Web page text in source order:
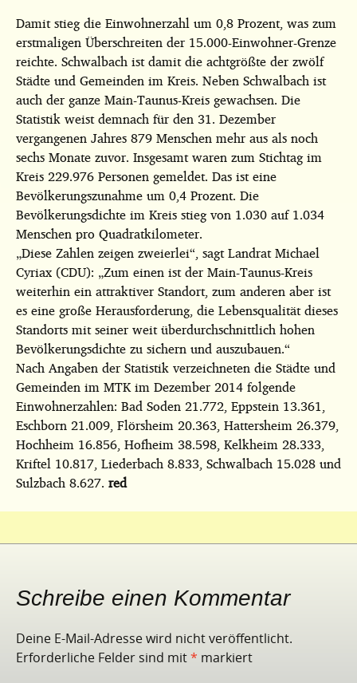
Damit stieg die Einwohnerzahl um 0,8 Prozent, was zum
erstmaligen Überschreiten der 15.000-Einwohner-Grenze
reichte. Schwalbach ist damit die achtgrößte der zwölf
Städte und Gemeinden im Kreis. Neben Schwalbach ist
auch der ganze Main-Taunus-Kreis gewachsen. Die
Statistik weistdemnach für den 31. Dezember
vergangenen Jahres 879 Menschen mehr aus als noch
sechs Monate zuvor. Insgesamt waren zum Stichtag im
Kreis 229.976 Personen gemeldet. Das ist eine
Bevölkerungszunahme um 0,4 Prozent. Die
Bevölkerungsdichte im Kreis stieg von 1.030 auf 1.034
Menschen pro Quadratkilometer.
„Diese Zahlen zeigen zweierlei“, sagt Landrat Michael
Cyriax (CDU): „Zum einen ist der Main-Taunus-Kreis
weiterhin ein attraktiver Standort, zum anderen aber ist
es eine große Herausforderung, die Lebensqualität dieses
Standorts mit seiner weit überdurchschnittlich hohen
Bevölkerungsdichte zu sichern und auszubauen.“
Nach Angaben der Statistik verzeichneten die Städte und
Gemeinden im MTK im Dezember 2014 folgende
Einwohnerzahlen: Bad Soden 21.772, Eppstein 13.361,
Eschborn 21.009, Flörsheim 20.363, Hattersheim 26.379,
Hochheim 16.856, Hofheim 38.598, Kelkheim 28.333,
Kriftel 10.817, Liederbach 8.833, Schwalbach 15.028 und
Sulzbach 8.627. red
Schreibe einen Kommentar
Deine E-Mail-Adresse wird nicht veröffentlicht.
Erforderliche Felder sind mit* markiert